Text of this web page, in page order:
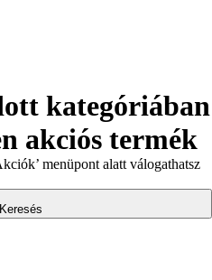
kategóriában
akciós termék
menüpont alatt válogathatsz
Keresés